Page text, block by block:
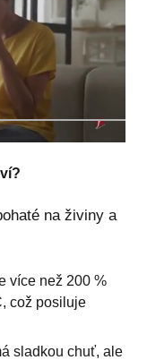
na živiny a
více než 200 %
což posiluje
sladkou chuť, ale